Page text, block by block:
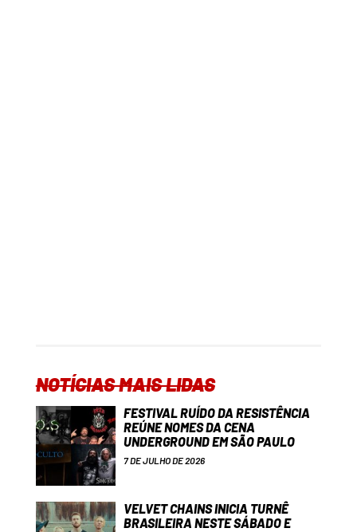
NOTÍCIAS MAIS LIDAS
FESTIVAL RUÍDO DA RESISTÊNCIA
REÚNE NOMES DA CENA
UNDERGROUND EM SÃO PAULO
7 DE JULHO DE 2026
VELVET CHAINS INICIA TURNÊ
BRASILEIRA NESTE SÁBADO E